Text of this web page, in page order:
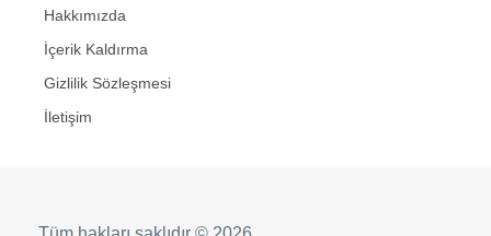
Hakkımızda
İçerik Kaldırma
Gizlilik Sözleşmesi
İletişim